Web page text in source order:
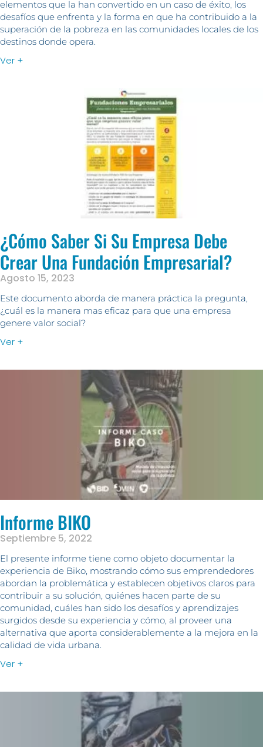
elementos que la han convertido en un caso de éxito, los
desafíos que enfrenta y la forma en que ha contribuido a la
superación de la pobreza en las comunidades locales de los
destinos donde opera.
Ver +
¿Cómo Saber Si Su Empresa Debe
Crear Una Fundación Empresarial?
Agosto 15, 2023
Este documento aborda de manera práctica la pregunta,
¿cuál es la manera mas eficaz para que una empresa
genere valor social?
Ver +
Informe BIKO
Septiembre 5, 2022
El presente informe tiene como objeto documentar la
experiencia de Biko, mostrando cómo sus emprendedores
abordan la problemática y establecen objetivos claros para
contribuir a su solución, quiénes hacen parte de su
comunidad, cuáles han sido los desafíos y aprendizajes
surgidos desde su experiencia y cómo, al proveer una
alternativa que aporta considerablemente a la mejora en la
calidad de vida urbana.
Ver +